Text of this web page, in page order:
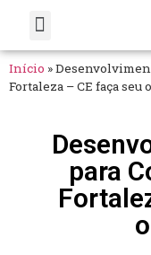
Início »
Fortaleza – CE faça seu
para